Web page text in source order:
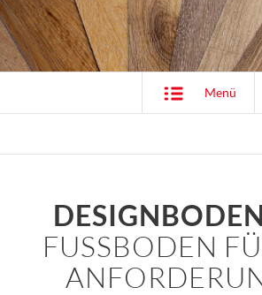
Menü
DESIGNBODEN
FUSSBODEN